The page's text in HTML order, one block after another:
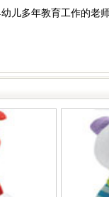
多年教育工作的老